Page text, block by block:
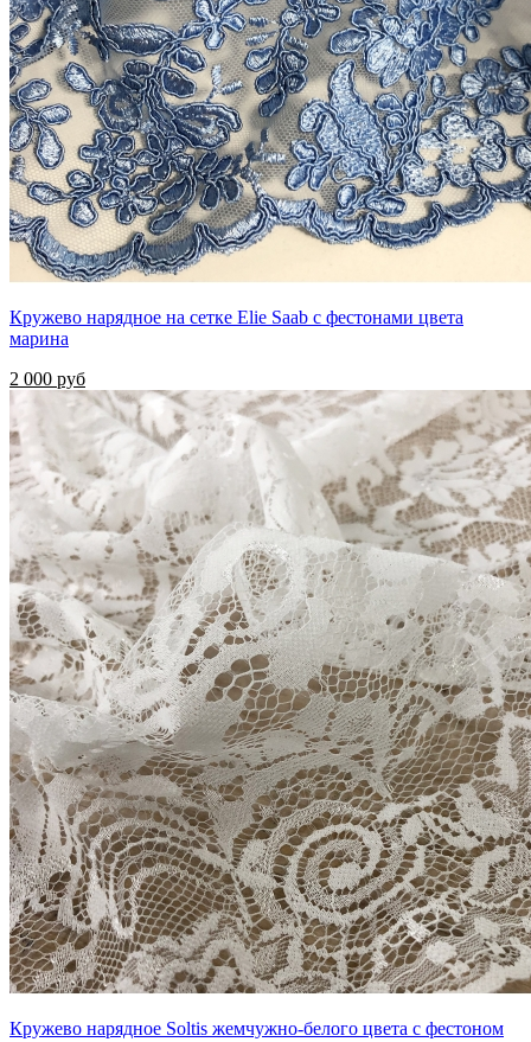
Кружево нарядное на сетке Elie Saab с фестонами цвета
марина
2 000 руб
Кружево нарядное Soltis жемчужно-белого цвета с фестоном